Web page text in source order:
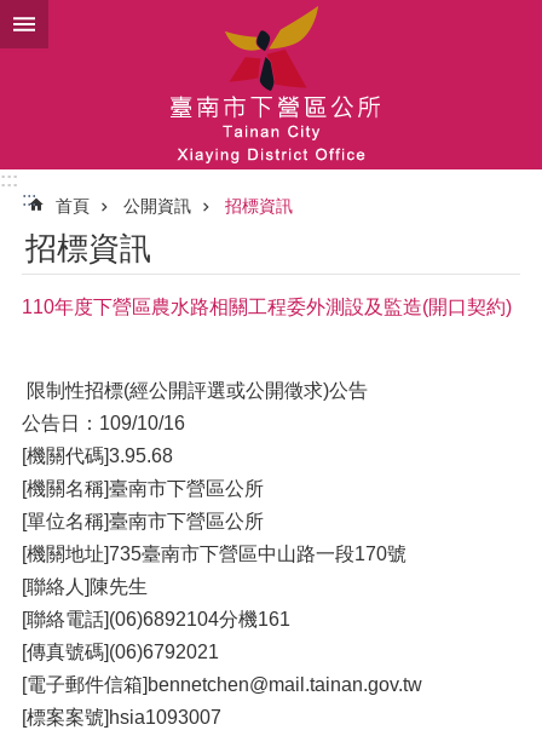
跳到主要內容區塊
:::
:::
首頁 公開資訊 招標資訊
招標資訊
110年度下營區農水路相關工程委外測設及監造(開口契約)
限制性招標(經公開評選或公開徵求)公告
公告日：109/10/16
[機關代碼]3.95.68
[機關名稱]臺南市下營區公所
[單位名稱]臺南市下營區公所
[機關地址]735臺南市下營區中山路一段170號
[聯絡人]陳先生
[聯絡電話](06)6892104分機161
[傳真號碼](06)6792021
[電子郵件信箱]bennetchen@mail.tainan.gov.tw
[標案案號]hsia1093007